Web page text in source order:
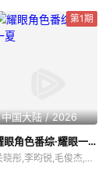
第1期
中国大陆 / 2026
耀眼角色番综·耀眼一夏
关晓彤,李昀锐,毛俊杰,边天扬